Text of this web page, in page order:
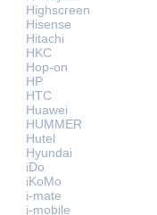
Highscreen
Hisense
Hitachi
HKC
Hop-on
HP
HTC
Huawei
HUMMER
Hutel
Hyundai
iDo
iKoMo
i-mate
i-mobile